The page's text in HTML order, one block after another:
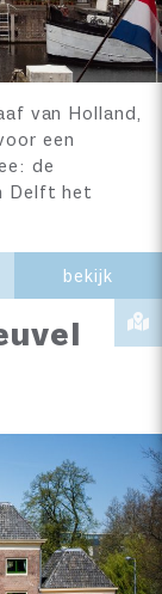
van Holland,
een
de
Delft het
bekijk